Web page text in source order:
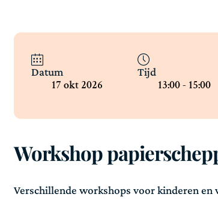
Datum
17 okt 2026
Tijd
13:00 - 15:00
Workshop
Verschillende workshops voor kinderen en